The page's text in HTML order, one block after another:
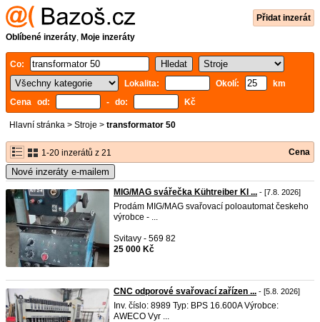
Přidat inzerát
Oblíbené inzeráty, Moje inzeráty
Co:
Lokalita:
Okolí:
km
Cena od:
- do: Kč
Hlavní stránka > Stroje > transformator 50
1-20 inzerátů z 21 Cena
Nové inzeráty e-mailem
MIG/MAG svářečka Kühtreiber KI ... - [7.8. 2026]
Prodám MIG/MAG svařovací poloautomat českeho
výrobce - ...
Svitavy - 569 82
25 000 Kč
CNC odporové svařovací zařízen ... - [5.8. 2026]
Inv. číslo: 8989 Typ: BPS 16.600A Výrobce:
AWECO Vyr ...